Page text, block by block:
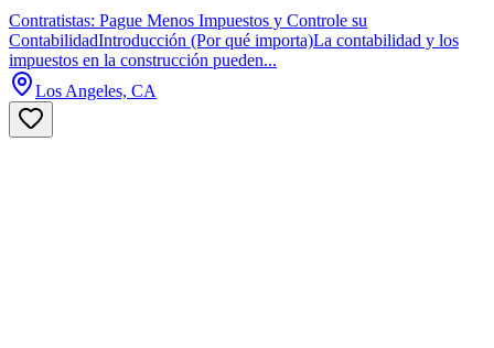
Contratistas: Pague Menos Impuestos y Controle su
ContabilidadIntroducción (Por qué importa)La contabilidad y los
impuestos en la construcción pueden...
Los Angeles, CA